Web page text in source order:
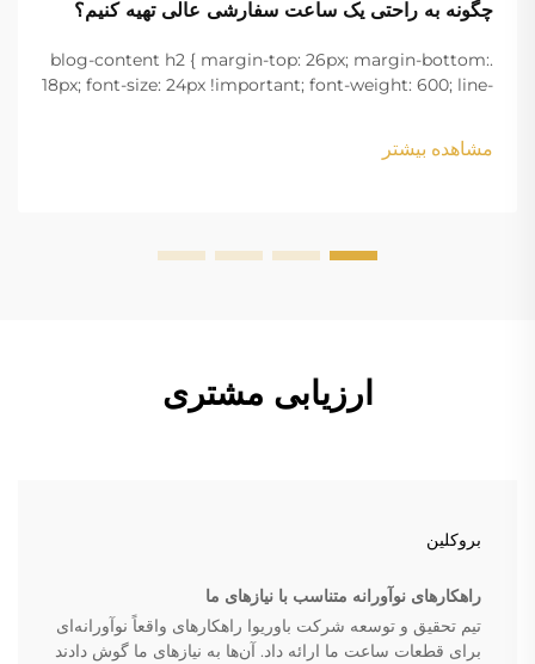
چگونه به راحتی یک ساعت سفارشی عالی تهیه کنیم؟
.blog-content h2 { margin-top: 26px; margin-bottom:
18px; font-size: 24px !important; font-weight: 600; line-
margin-bottom: 18px; font-size: 20px !important; font-
w...
مشاهده بیشتر
ارزیابی مشتری
بروکلین
راهکارهای نوآورانه متناسب با نیازهای ما
تیم تحقیق و توسعه شرکت باوریوا راهکارهای واقعاً نوآورانه‌ای
برای قطعات ساعت ما ارائه داد. آن‌ها به نیازهای ما گوش دادند